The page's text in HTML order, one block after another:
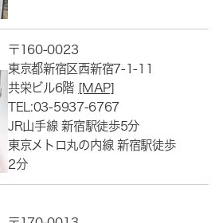
〒160-0023
東京都新宿区西新宿7-1-11
共栄ビル6階 [MAP]
TEL:03-5937-6767
JR山手線 新宿駅徒歩5分
東京メトロ丸の内線 新宿駅徒歩
2分